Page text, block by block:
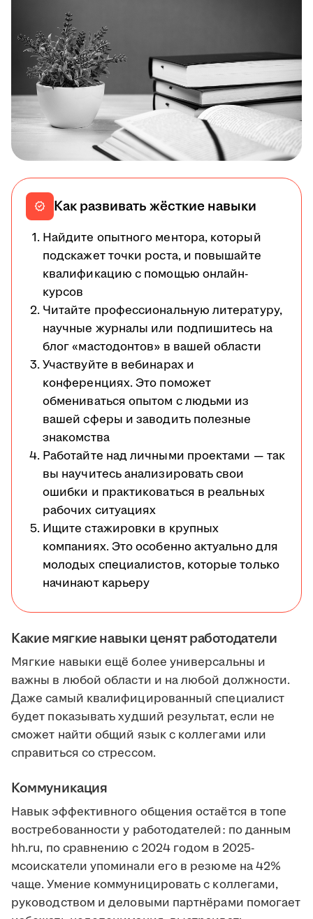
verified Как развивать жёсткие навыки
Найдите опытного ментора, который
подскажет точки роста, и повышайте
квалификацию с помощью онлайн-
курсов
Читайте профессиональную литературу,
научные журналы или подпишитесь на
блог «мастодонтов» в вашей области
Участвуйте в вебинарах и
конференциях. Это поможет
обмениваться опытом с людьми из
вашей сферы и заводить полезные
знакомства
Работайте над личными проектами — так
вы научитесь анализировать свои
ошибки и практиковаться в реальных
рабочих ситуациях
Ищите стажировки в крупных
компаниях. Это особенно актуально для
молодых специалистов, которые только
начинают карьеру
Какие мягкие навыки ценят работодатели
Мягкие навыки ещё более универсальны и
важны в любой области и на любой должности.
Даже самый квалифицированный специалист
будет показывать худший результат, если не
cможет найти общий язык с коллегами или
справиться со стрессом.
Коммуникация
Навык эффективного общения остаётся в топе
востребованности у работодателей: по данным
hh.ru, по сравнению с 2024 годом в 2025-
мсоискатели упоминали его в резюме на 42%
чаще. Умение коммуницировать с коллегами,
руководством и деловыми партнёрами помогает